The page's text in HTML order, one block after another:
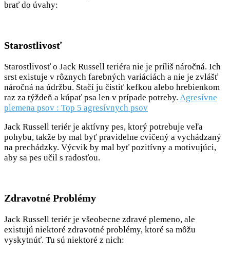
brať do úvahy:
Starostlivosť
Starostlivosť o Jack Russell teriéra nie je príliš náročná. Ich
srst existuje v rôznych farebných variáciách a nie je zvlášť
náročná na údržbu. Stačí ju čistiť kefkou alebo hrebienkom
raz za týždeň a kúpať psa len v prípade potreby. Agresívne
plemena psov : Top 5 agresívnych psov
Jack Russell teriér je aktívny pes, ktorý potrebuje veľa
pohybu, takže by mal byť pravidelne cvičený a vychádzaný
na prechádzky. Výcvik by mal byť pozitívny a motivujúci,
aby sa pes učil s radosťou.
Zdravotné Problémy
Jack Russell teriér je všeobecne zdravé plemeno, ale
existujú niektoré zdravotné problémy, ktoré sa môžu
vyskytnúť. Tu sú niektoré z nich: